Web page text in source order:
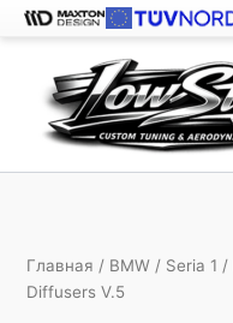
содержимому
Главная / BMW / Seria 1 /
Diffusers V.5